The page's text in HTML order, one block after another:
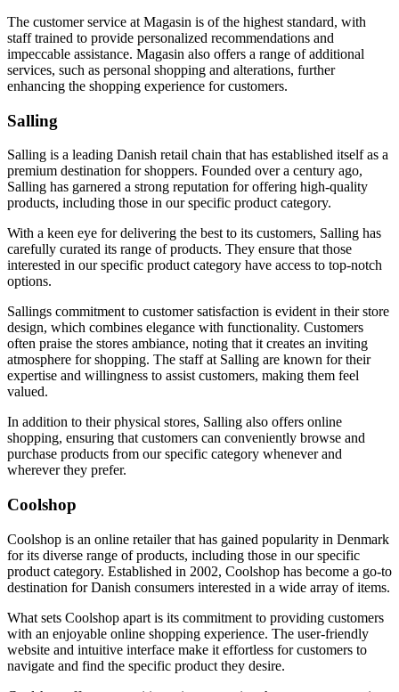
The customer service at Magasin is of the highest standard, with
staff trained to provide personalized recommendations and
impeccable assistance. Magasin also offers a range of additional
services, such as personal shopping and alterations, further
enhancing the shopping experience for customers.
Salling
Salling is a leading Danish retail chain that has established itself as a
premium destination for shoppers. Founded over a century ago,
Salling has garnered a strong reputation for offering high-quality
products, including those in our specific product category.
With a keen eye for delivering the best to its customers, Salling has
carefully curated its range of products. They ensure that those
interested in our specific product category have access to top-notch
options.
Sallings commitment to customer satisfaction is evident in their store
design, which combines elegance with functionality. Customers
often praise the stores ambiance, noting that it creates an inviting
atmosphere for shopping. The staff at Salling are known for their
expertise and willingness to assist customers, making them feel
valued.
In addition to their physical stores, Salling also offers online
shopping, ensuring that customers can conveniently browse and
purchase products from our specific category whenever and
wherever they prefer.
Coolshop
Coolshop is an online retailer that has gained popularity in Denmark
for its diverse range of products, including those in our specific
product category. Established in 2002, Coolshop has become a go-to
destination for Danish consumers interested in a wide array of items.
What sets Coolshop apart is its commitment to providing customers
with an enjoyable online shopping experience. The user-friendly
website and intuitive interface make it effortless for customers to
navigate and find the specific product they desire.